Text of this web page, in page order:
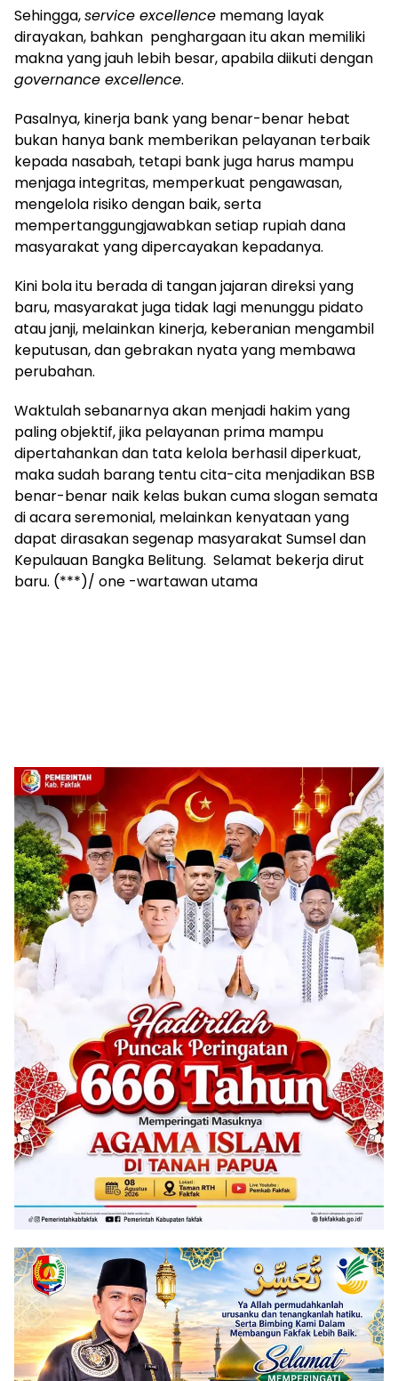
Sehingga,service excellence memang layak
dirayakan, bahkan penghargaan itu akan memiliki
makna yang jauh lebih besar, apabila diikuti dengan
governance excellence.
Pasalnya, kinerja bank yang benar-benar hebat
bukan hanya bank memberikan pelayanan terbaik
kepada nasabah, tetapi bank juga harus mampu
menjaga integritas, memperkuat pengawasan,
mengelola risiko dengan baik, serta
mempertanggungjawabkan setiap rupiah dana
masyarakat yang dipercayakan kepadanya.
Kini bola itu berada di tangan jajaran direksi yang
baru, masyarakat juga tidak lagi menunggu pidato
atau janji, melainkan kinerja, keberanian mengambil
keputusan, dan gebrakan nyata yang membawa
perubahan.
Waktulah sebanarnya akan menjadi hakim yang
paling objektif, jika pelayanan prima mampu
dipertahankan dan tata kelola berhasil diperkuat,
maka sudah barang tentu cita-cita menjadikan BSB
benar-benar naik kelas bukan cuma slogan semata
di acara seremonial, melainkan kenyataan yang
dapat dirasakan segenap masyarakat Sumsel dan
Kepulauan Bangka Belitung. Selamat bekerja dirut
baru. (***)/ one -wartawan utama